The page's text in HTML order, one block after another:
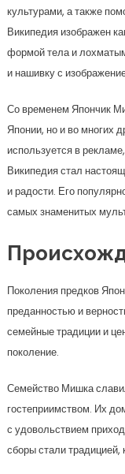
культурами, а также
Википедия изображен
формой тела и
и нашивку с
Со временем Япончик
Японии, но и во многих
используется в
Википедия стал
и радости. Его
самых знаменитых
Поколения предков
преданностью и
семейные традиции и
поколение.
Семейство Мишка
гостеприимством. Их
с удовольствием
сборы стали